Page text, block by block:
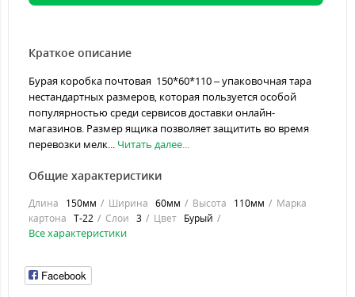
Краткое описание
Бурая коробка почтовая 150*60*110 – упаковочная тара
нестандартных размеров, которая пользуется особой
популярностью среди сервисов доставки онлайн-
магазинов. Размер ящика позволяет защитить во время
перевозки мелк... Читать далее...
Общие характеристики
Длина 150мм Ширина 60мм Высота 110мм
Марка
картона Т-22 Слои 3 Цвет Бурый
Все характеристики
Facebook